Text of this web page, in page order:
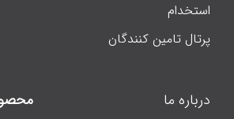
استخدام
پرتال تامین کنندگان
درباره ما